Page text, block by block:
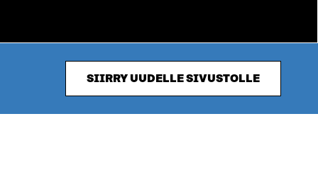
SIIRRY UUDELLE SIVUSTOLLE